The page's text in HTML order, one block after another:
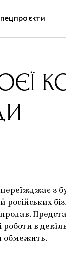
підтримувати
з
продав.
в
обмежить.